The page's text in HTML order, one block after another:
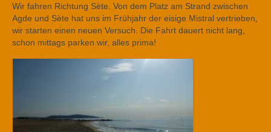
Wir fahren Richtung Sète. Von dem Platz am Strand zwischen
Agde und Sète hat uns im Frühjahr der eisige Mistral vertrieben,
wir starten einen neuen Versuch. Die Fahrt dauert nicht lang,
schon mittags parken wir, alles prima!